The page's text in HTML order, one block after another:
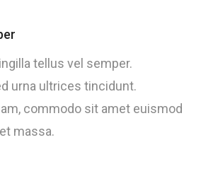
tellus vel semper.
urna ultrices tincidunt.
commodo sit amet euismod
massa.